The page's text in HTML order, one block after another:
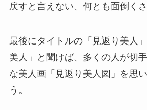
戻すと言えない、何とも面倒く
最後にタイトルの「見返り美人
美人」と聞けば、多くの人が切
な美人画「見返り美人図」を思
う。